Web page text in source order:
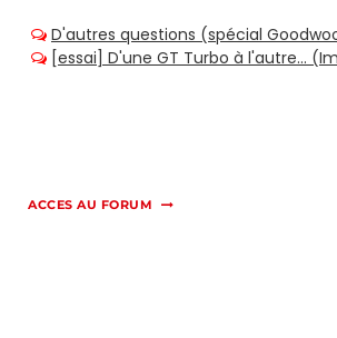
ACCES AU FORUM